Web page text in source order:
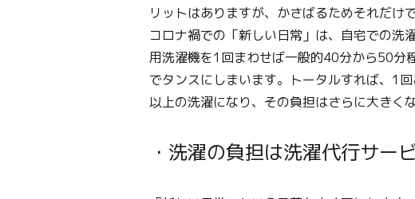
リットはありますが、かさばるためそれだけ
コロナ禍での「新しい日常」は、自宅での洗
用洗濯機を1回まわせば一般的40分から50分
でタンスにしまいます。トータルすれば、1
以上の洗濯になり、その負担はさらに大きく
・洗濯の負担は洗濯代行サー